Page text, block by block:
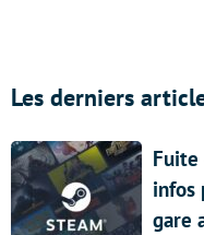
Les derniers
Fuite
infos
gare